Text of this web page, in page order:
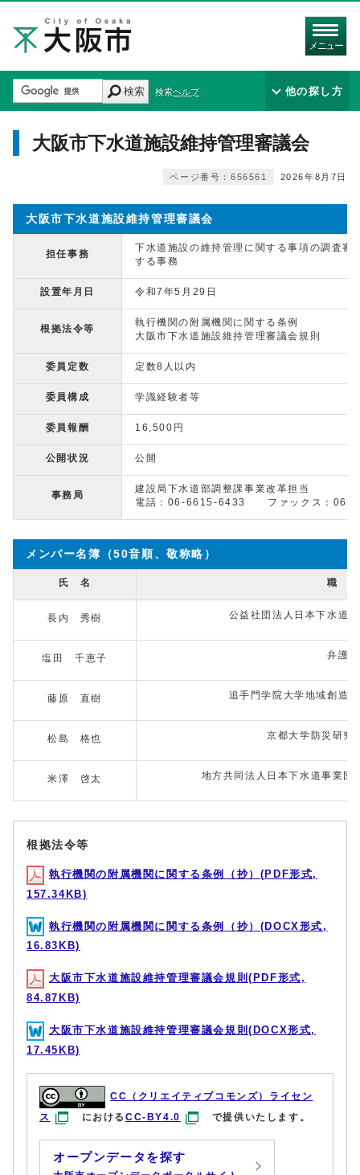
メニュー
検索 検索ヘルプ 他の探し方
大阪市下水道施設維持管理審議会
2026年8月7日
ページ番号：656561
大阪市下水道施設維持管理審議会
担任事務
下水道施設の維持管理に関する事項の調査審
する事務
設置年月日 令和7年5月29日
根拠法令等
執行機関の附属機関に関する条例
大阪市下水道施設維持管理審議会規則
委員定数 定数8人以内
委員構成 学識経験者等
委員報酬 16,500円
公開状況 公開
事務局
建設局下水道部調整課事業改革担当
電話：06-6615-6433 ファックス：06-
メンバー名簿（50音順、敬称略）
氏 名 職 業
長内 秀樹 公益社団法人日本下水道
塩田 千恵子 弁護士
藤原 直樹 追手門学院大学地域創造
松島 格也 京都大学防災研
米澤 啓太 地方共同法人日本下水道事業
根拠法令等
執行機関の附属機関に関する条例（抄）(PDF形式,
157.34KB)
執行機関の附属機関に関する条例（抄）(DOCX形式,
16.83KB)
大阪市下水道施設維持管理審議会規則(PDF形式,
84.87KB)
大阪市下水道施設維持管理審議会規則(DOCX形式,
17.45KB)
CC（クリエイティブコモンズ）ライセン
ス
におけるCC-BY4.0 で提供いたします。
オープンデータを探す